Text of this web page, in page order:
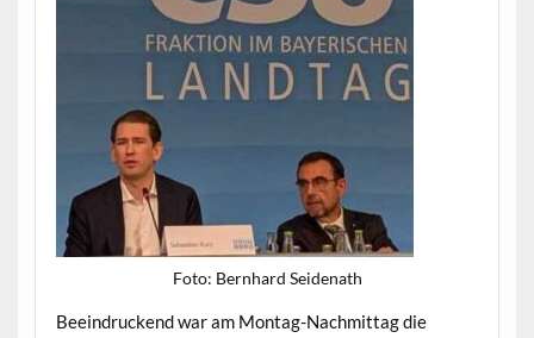
Foto: Bern­hard Seidenath
Beein­druck­end war am Mon­tag-Nach­mit­tag die